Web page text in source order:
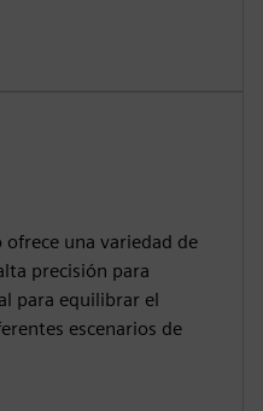
una variedad de
precisión para
para equilibrar el
escenarios de